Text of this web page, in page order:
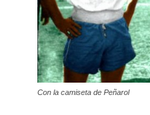
Con la camiseta de Peñarol